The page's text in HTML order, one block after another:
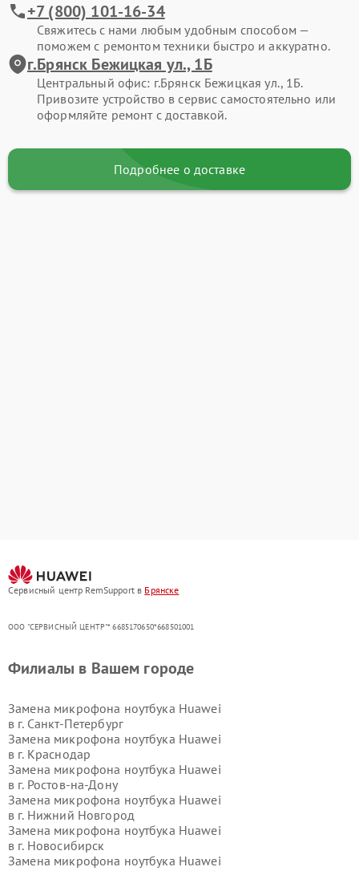
+7 (800) 101-16-34
Свяжитесь с нами любым удобным способом —
поможем с ремонтом техники быстро и аккуратно.
г.Брянск Бежицкая ул., 1Б
Центральный офис: г.Брянск Бежицкая ул., 1Б.
Привозите устройство в сервис самостоятельно или
оформляйте ремонт с доставкой.
Подробнее о доставке
Сервисный центр RemSupport в Брянске
ООО "СЕРВИСНЫЙ ЦЕНТР"* 6685170650*668501001
Филиалы в Вашем городе
Замена микрофона ноутбука Huawei
в г. Санкт-Петербург
Замена микрофона ноутбука Huawei
в г. Краснодар
Замена микрофона ноутбука Huawei
в г. Ростов-на-Дону
Замена микрофона ноутбука Huawei
в г. Нижний Новгород
Замена микрофона ноутбука Huawei
в г. Новосибирск
Замена микрофона ноутбука Huawei